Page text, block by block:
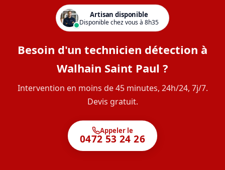
Artisan disponible
Disponible chez vous à 8h35
Besoin d'un technicien détection à
Walhain Saint Paul ?
Intervention en moins de 45 minutes, 24h/24, 7j/7.
Devis gratuit.
Appeler le
0472 53 24 26